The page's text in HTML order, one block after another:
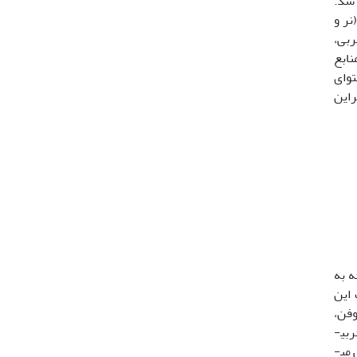
جنسیت (نر و
وارد می سازد (11 ،21). با توجه به
این
ترکیبی غیرسیستمیک و تماسی از گروه تترونیک اسید با تأثیر کنه­کشی و حشره­کشی است (17، 32). این ترکیب می­تواند سنتز چربی­
ها را متوقف سازد (15، 18، 40، 44). بطور کلی در حشرات قبل ازمرحله دیاپوز، محتوای چربی، کربوهیدرات و پروتئین کل افزایش می­